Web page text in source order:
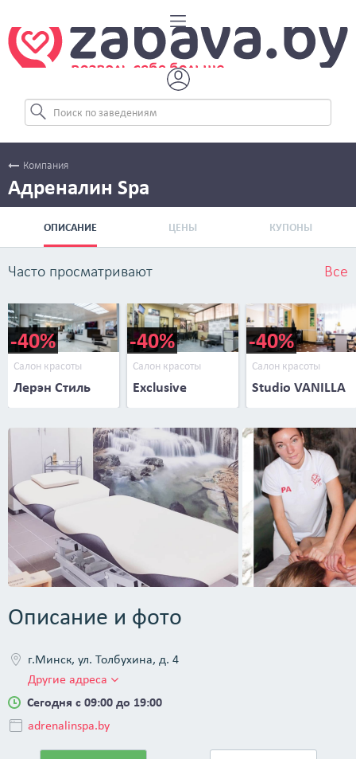
Компания
Адреналин Spa
ОПИСАНИЕ ЦЕНЫ КУПОНЫ
Часто просматривают Все
-40%
Салон красоты
Лерэн Стиль
-40%
Салон красоты
Exclusive
-40%
Салон красоты
Studio VANILLA
Описание и фото
г.Минск, ул. Толбухина, д. 4
Другие адреса
Сегодня с 09:00 до 19:00
adrenalinspa.by